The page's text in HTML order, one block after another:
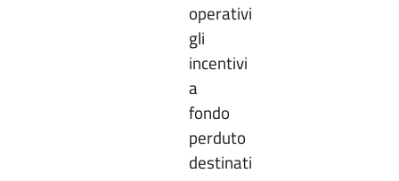
operativi
gli
incentivi
a
fondo
perduto
destinati